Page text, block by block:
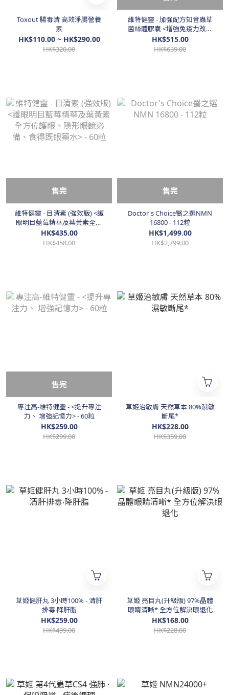
Toxout 腸毒清 高效淨腸營養
素
HK$110.00 ~ HK$290.00
HK$320.00
維特健靈 - 加強配方知音蟲草
菌絲體膠囊 <增強免疫力改善
鼻敏、口罩> - 60粒
HK$515.00
HK$639.00
售完
維特健靈 - 目清素 (強效版) <護
眼明目藍莓精華及葉黃素全方
位護眼、隱形眼鏡必備、食得
既眼藥水> - 60粒
HK$435.00
HK$458.00
售完
Doctor's Choice醫之選NMN
16800 - 112粒
HK$1,499.00
HK$2,799.00
售完
專注高-維特健靈 - <提升專注
力、 增強記憶力> - 60粒
HK$259.00
HK$299.00
草姬治敏膚 天然草本 80%濕敏
斷尾*
HK$228.00
HK$359.00
草姬健肝丸 3小時100% - 清肝
排毒‧降肝脂
HK$259.00
HK$499.00
草姬 亮目丸(升級版) 97%晶體
眼睛清晰* 全方位解決眼退化
HK$168.00
HK$228.00